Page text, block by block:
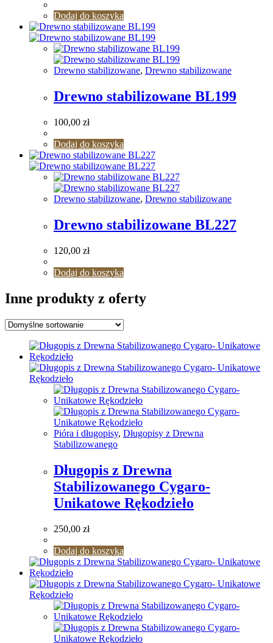
Dodaj do koszyka
Drewno stabilizowane, Drewno stabilizowane
Drewno stabilizowane BL199
100,00 zł
Dodaj do koszyka
Drewno stabilizowane, Drewno stabilizowane
Drewno stabilizowane BL227
120,00 zł
Dodaj do koszyka
Inne produkty z oferty
Pióra i długopisy, Długopisy z Drewna
Stabilizowanego
Długopis z Drewna
Stabilizowanego Cygaro-
Unikatowe Rękodzieło
250,00 zł
Dodaj do koszyka